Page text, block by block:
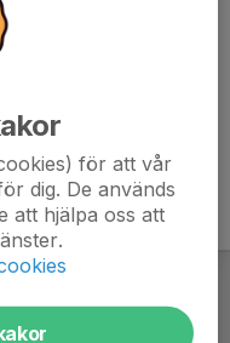
för att vår
dig. De används
att hjälpa oss att